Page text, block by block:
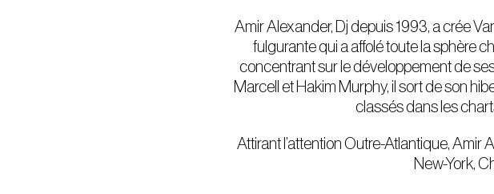
Amir Alexander, Dj depuis 1993, a crée
fulgurante qui a affolé toute la sphère
concentrant sur le développement de
Marcell et Hakim Murphy, il sort de son
classés dans les
Attirant l’attention Outre-Atlantique, Amir
New-York,